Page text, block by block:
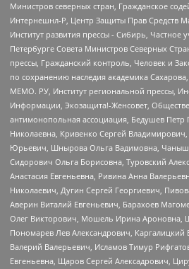
Министров северных стран, Гражданское
Интернешнл-Р, Центр Защиты Прав Средств
Институт развития прессы - Сибирь, Частное
Петербурге Совета Министров Северных
прессы, Гражданский контроль, Человек и
по сохранению наследия академика
МЕМО. РУ, Институт региональной прессы,
Информации, Экозащита!-Женсовет,
антимонопольная ассоциация, Бедушев Петр
Николаевна, Кривенко Сергей
Юрьевич, Шнырова Ольга Вадимовна,
Сидорович Ольга Борисовна, Туровский
Анастасия Евгеньевна, Ривина Анна
Николаевич, Дугин Сергей Георгиевич,
Аверин Виталий Евгеньевич, Барахоев
Олег Викторович, Мошель Ирина Ароновна,
Пономарев Лев Александрович,
Валерий Валерьевич, Исламов Тимур
Евгеньевна, Щаров Сергей Алексадрович,